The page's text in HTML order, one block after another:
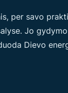
per savo
Jo
Dievo